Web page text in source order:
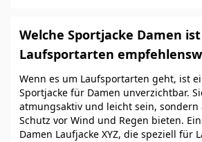
Welche Sportjacke Damen
Laufsportarten
Wenn es um Laufsportarten geht, ist
Sportjacke für Damen unverzichtbar.
atmungsaktiv und leicht sein, sondern
Schutz vor Wind und Regen bieten.
Damen Laufjacke XYZ, die speziell für